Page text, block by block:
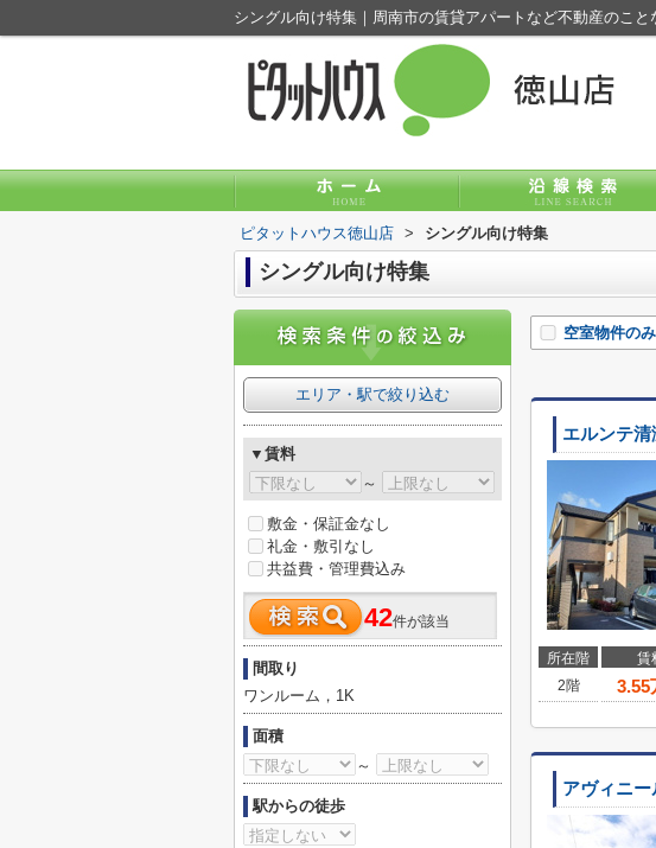
シングル向け特集｜周南市の賃貸アパートなど不動産のこ
ピタットハウス徳山店 > シングル向け特集
シングル向け特集
空室物件の
エルンテ清
所在階 賃
2階
3.55
アヴィニー
エリア・駅で絞り込む
▼賃料
～
敷金・保証金なし
礼金・敷引なし
共益費・管理費込み
42件が該当
間取り
ワンルーム，1K
面積
～
駅からの徒歩